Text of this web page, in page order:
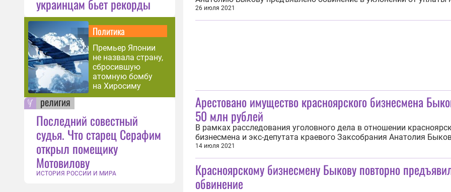
украинцам бьет рекорды
Политика
Премьер Японии
не назвала страну,
сбросившую
атомную бомбу
на Хиросиму
религия
Последний совестный
судья. Что старец Серафим
открыл помещику
Мотовилову
ИСТОРИЯ РОССИИ И МИРА
в особо крупном размере. Об этом ИА REGNUM сообщили 26 июля в
Главном следственном управлении СКР по Красноярскому краю и
26 июля 2021
Арестовано имущество красноярского бизнесмена
50 млн рублей
В рамках расследования уголовного дела в отношении
бизнесмена и экс-депутата краевого Заксобрания Анатолия
факту подстрекательства к совершению убийства по найму
на его имущество. Об этом ИА REGNUM сообщили в Следственном
комитете РФ. Расследование уголовного...
14 июля 2021
Красноярскому бизнесмену Быкову повторно
обвинение